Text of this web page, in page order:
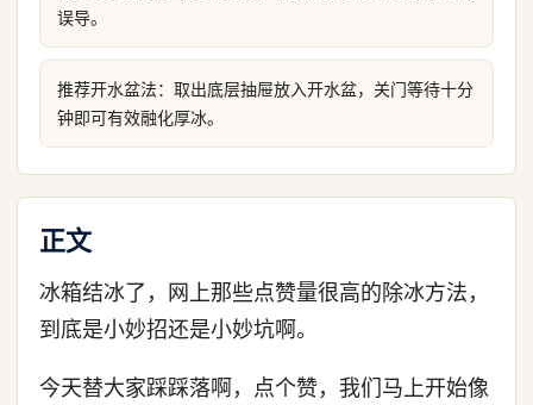
误导。
推荐开水盆法：取出底层抽屉放入开水盆，关门等待十分
钟即可有效融化厚冰。
正文
冰箱结冰了，网上那些点赞量很高的除冰方法，
到底是小妙招还是小妙坑啊。
今天替大家踩踩落啊，点个赞，我们马上开始像